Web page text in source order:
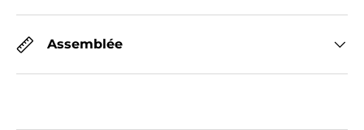
Assemblée